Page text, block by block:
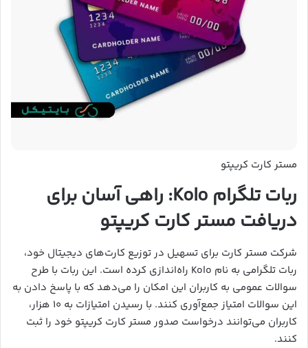
مستر کارت کریپتو
ربات تلگرام Kolo: راهی آسان برای
دریافت مستر کارت کریپتو
شرکت مستر کارت برای تسهیل در توزیع کارت‌های دیجیتال خود،
ربات تلگرامی به نام Kolo راه‌اندازی کرده است. این ربات با طرح
سوالات عمومی به کاربران این امکان را می‌دهد که با پاسخ دادن به
این سوالات امتیاز جمع‌آوری کنند. با رسیدن امتیازات به ۱۰ هزار،
کاربران می‌توانند درخواست صدور مستر کارت کریپتو خود را ثبت
کنند.